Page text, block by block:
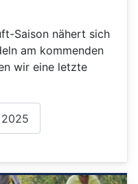
Saison nähert sich
am kommenden
wir eine letzte